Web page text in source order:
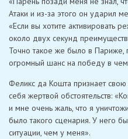
Атаки и из-за этого он ударил
«Если вы хотите активировать
около двух секунд
Точно такое же было в Париже,
огромный шанс на победу в
Феликс да Кошта признает
себя жертвой обстоятельств:
и мне очень жаль, что я
было такого сценария. У него
ситуации, чем у меня».